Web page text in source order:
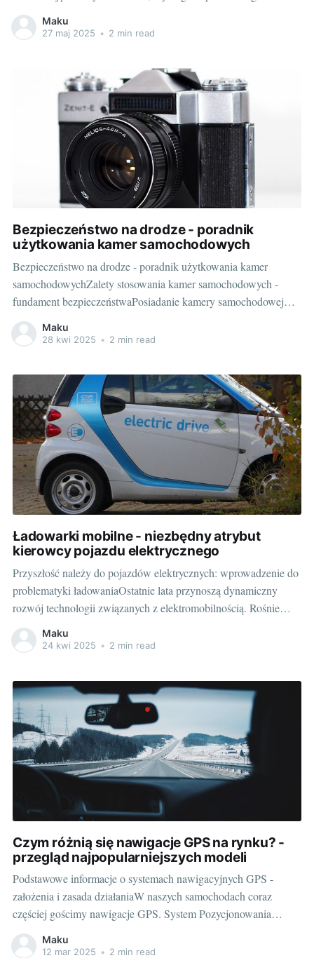
akumulatora. Wybór odpowiedniego modelu nie jest jednak
prosty, w szczególności dla osób niezwiązanych na co dzień z
Maku
27 maj 2025 • 2 min read
Bezpieczeństwo na drodze - poradnik
użytkowania kamer samochodowych
Bezpieczeństwo na drodze - poradnik użytkowania kamer
samochodowychZalety stosowania kamer samochodowych -
fundament bezpieczeństwaPosiadanie kamery samochodowej
przestało być już tylko dodatkiem dla zapaleńców motoryzacji.
To narzędzie, które ma wpływ na bezpieczeństwo na drodze,
drogowych i sytuacji caremagedonowych. Działanie kamery
samochodowej polega na nieustannym nagrywaniu obrazu
Maku
28 kwi 2025 • 2 min read
Ładowarki mobilne - niezbędny atrybut
kierowcy pojazdu elektrycznego
Przyszłość należy do pojazdów elektrycznych: wprowadzenie do
problematyki ładowaniaOstatnie lata przynoszą dynamiczny
rozwój technologii związanych z elektromobilnością. Rośnie
liczba samochodów elektrycznych i hybrydowych typu plug-in
na naszych drogach, a wraz z nimi – potrzeba efektywnych i
elektrycznych, takie jak na przykład ladowarki do samochodow
elektrycznych
Maku
24 kwi 2025 • 2 min read
Czym różnią się nawigacje GPS na rynku? -
przegląd najpopularniejszych modeli
Podstawowe informacje o systemach nawigacyjnych GPS -
założenia i zasada działaniaW naszych samochodach coraz
częściej gościmy nawigacje GPS. System Pozycjonowania
Globalnego jak mówi sama nazwa, pomaga nam odnaleźć drogę
do celu, niezależnie od miejsca, w którym się znajdujemy.
Maku
12 mar 2025 • 2 min read